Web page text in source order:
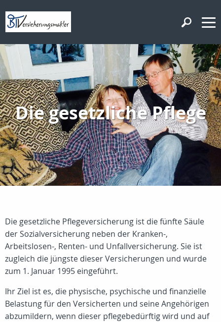
Die gesetzliche Pflege
Die gesetzliche Pflegeversicherung ist die fünfte Säule
der Sozialversicherung neben der Kranken-,
Arbeitslosen-, Renten- und Unfallversicherung. Sie ist
zugleich die jüngste dieser Versicherungen und wurde
zum 1. Januar 1995 eingeführt.
Ihr Ziel ist es, die physische, psychische und finanzielle
Belastung für den Versicherten und seine Angehörigen
abzumildern, wenn dieser pflegebedürftig wird und auf